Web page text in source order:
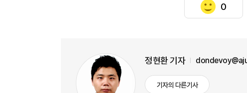
0
정현환 기자
기자의 다른기사